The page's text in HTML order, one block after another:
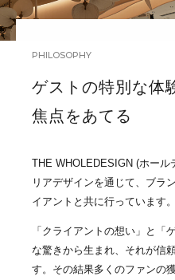
PHILOSOPHY
ゲストの特別な体
焦点をあてる
THE WHOLEDESIGN (ホール
リアデザインを通じて、ブラ
イアントと共に行っています。
「クライアントの想い」と「
な驚きから生まれ、それが信
す。その結果多くのファンの